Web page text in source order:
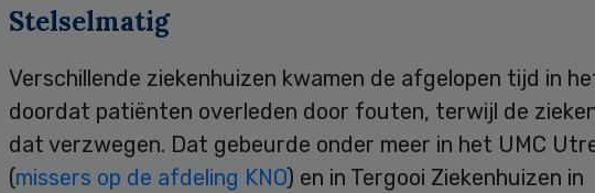
Stelselmatig
Verschillende ziekenhuizen kwamen de afgelopen tijd in
doordat patiënten overleden door fouten, terwijl de
dat verzwegen. Dat gebeurde onder meer in het UMC
(missers op de afdeling KNO) en in Tergooi Ziekenhuizen in